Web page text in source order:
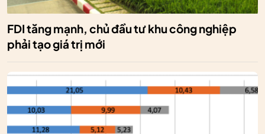
FDI tăng mạnh, chủ đầu tư khu công nghiệp
phải tạo giá trị mới